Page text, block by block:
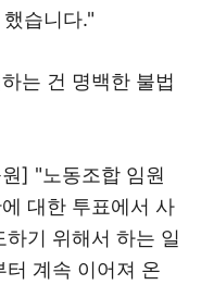
습니다."
는 건 명백한 불법
] "노동조합 임원
대한 투표에서 사
기 위해서 하는 일
터 계속 이어져 온